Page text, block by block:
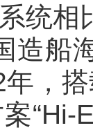
统相
船海
，
“Hi-